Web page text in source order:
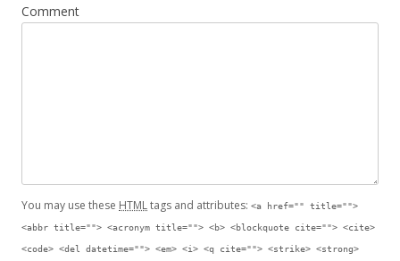
Comment
You may use these HTMLtags and attributes: <a href="" title="">
<abbr title=""> <acronym title=""> <b> <blockquote cite=""> <cite>
<code> <del datetime=""> <em> <i> <q cite=""> <strike> <strong>